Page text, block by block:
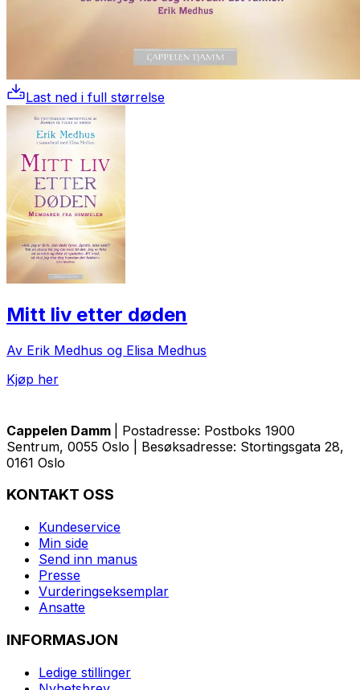
Last ned i full størrelse
Mitt liv etter døden
Av Erik Medhus og Elisa Medhus
Kjøp her
Cappelen Damm
| Postadresse: Postboks 1900
Sentrum, 0055 Oslo | Besøksadresse: Stortingsgata 28,
0161 Oslo
KONTAKT OSS
Kundeservice
Min side
Send inn manus
Presse
Vurderingseksemplar
Ansatte
INFORMASJON
Ledige stillinger